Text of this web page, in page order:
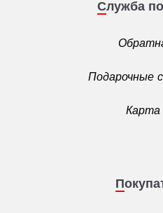
Служба
Подарочные
Карта